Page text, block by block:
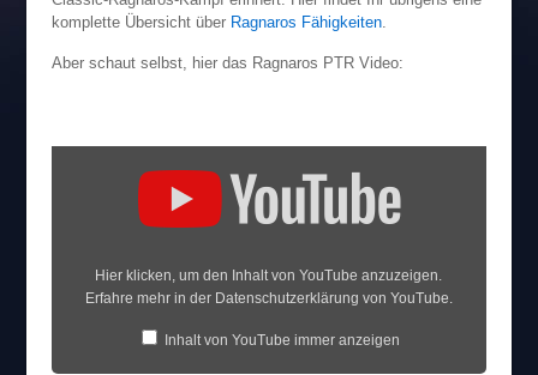
komplette Übersicht über Ragnaros Fähigkeiten.
Aber schaut selbst, hier das Ragnaros PTR Video:
von
Hier klicken, um den Inhalt von YouTube anzuzeigen.
Erfahre mehr in der Datenschutzerklärung von YouTube
Inhalt von YouTube immer anzeigen